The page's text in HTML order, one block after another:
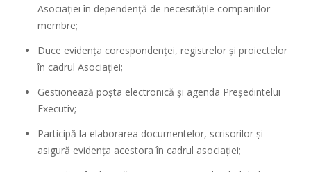
Asociației în dependență de necesitățile companiilor
membre;
Duce evidența corespondenței, registrelor și proiectelor
în cadrul Asociației;
Gestionează poșta electronică și agenda Președintelui
Executiv;
Participă la elaborarea documentelor, scrisorilor și
asigură evidența acestora în cadrul asociației;